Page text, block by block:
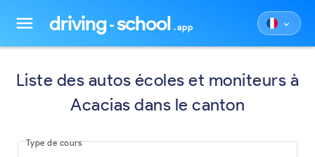
menu driving school .app keyboard_arrow_down
Liste des autos écoles et moniteurs à
Acacias dans le canton
Type de cours